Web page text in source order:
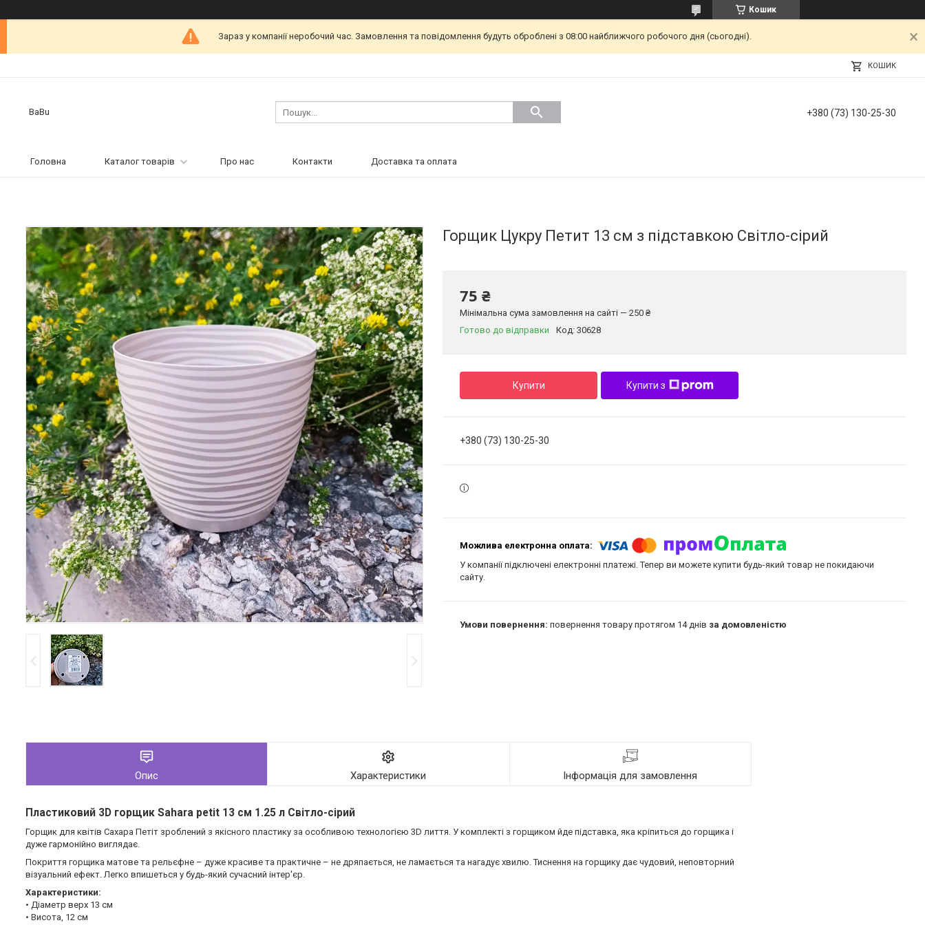
Кошик
Зараз у компанії неробочий час. Замовлення та повідомлення будуть оброблені з 08:00 найближчого робочого дня (сьогодні).
КОШИК
BaBu +380 (73) 130-25-30
Головна Каталог товарів Про нас Контакти Доставка та оплата
Горщик Цукру Петит 13 см з підставкою Світло-сірий
75 ₴
Мінімальна сума замовлення на сайті — 250 ₴
Готово до відправки
Код: 30628
Купити Купити з
+380 (73) 130-25-30
У компанії підключені електронні платежі. Тепер ви можете купити будь-який товар не покидаючи
сайту.
повернення товару протягом 14 днів за домовленістю
Опис Характеристики Інформація для замовлення
Пластиковий 3D горщик Sahara petit 13 см 1.25 л Світло-сірий
Горщик для квітів Сахара Петіт зроблений з якісного пластику за особливою технологією 3D лиття. У комплекті з горщиком йде підставка, яка кріпиться до горщика і
дуже гармонійно виглядає.
Покриття горщика матове та рельєфне – дуже красиве та практичне – не дряпається, не ламається та нагадує хвилю. Тиснення на горщику дає чудовий, неповторний
візуальний ефект. Легко впишеться у будь-який сучасний інтер'єр.
Характеристики:
• Діаметр верх 13 см
• Висота, 12 см